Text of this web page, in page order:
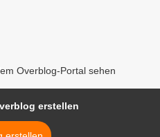
Overblog-Portal sehen
erstellen